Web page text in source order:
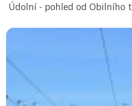
Údolní - pohled od Obilního